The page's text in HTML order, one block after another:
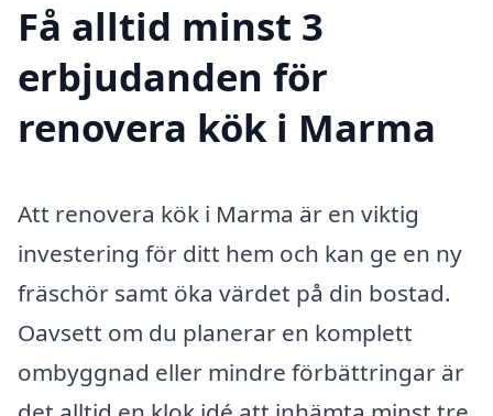
Få alltid minst 3
erbjudanden för
renovera kök i Marma
Att renovera kök i Marma är en viktig
investering för ditt hem och kan ge en ny
fräschör samt öka värdet på din bostad.
Oavsett om du planerar en komplett
ombyggnad eller mindre förbättringar är